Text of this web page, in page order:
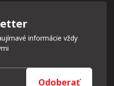
informácie vždy
Odoberať